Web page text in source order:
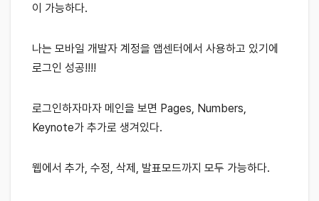
이 가능하다.
나는 모바일 개발자 계정을 앱센터에서 사용하고 있기에
로그인 성공!!!!
로그인하자마자 메인을 보면 Pages, Numbers,
Keynote가 추가로 생겨있다.
웹에서 추가, 수정, 삭제, 발표모드까지 모두 가능하다.